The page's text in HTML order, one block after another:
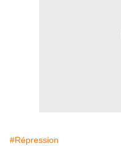
#Répression